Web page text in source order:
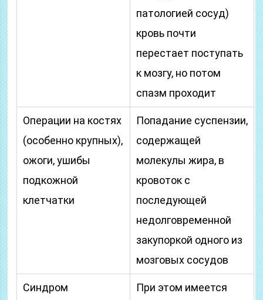
патологией сосуд)
кровь почти
перестает поступать
к мозгу, но потом
спазм проходит
Операции на костях
(особенно крупных),
ожоги, ушибы
подкожной
клетчатки
Попадание суспензии,
содержащей
молекулы жира, в
кровоток с
последующей
недолговременной
закупоркой одного из
мозговых сосудов
Синдром
При этом имеется